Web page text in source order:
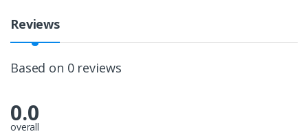
Reviews
Based on 0 reviews
0.0
overall